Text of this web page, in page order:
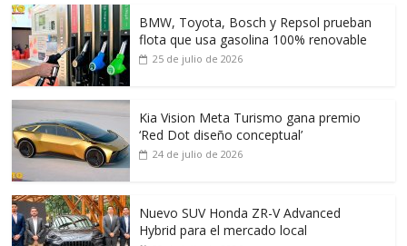
BMW, Toyota, Bosch y Repsol prueban
flota que usa gasolina 100% renovable
25 de julio de 2026
Kia Vision Meta Turismo gana premio
‘Red Dot diseño conceptual’
24 de julio de 2026
Nuevo SUV Honda ZR-V Advanced
Hybrid para el mercado local